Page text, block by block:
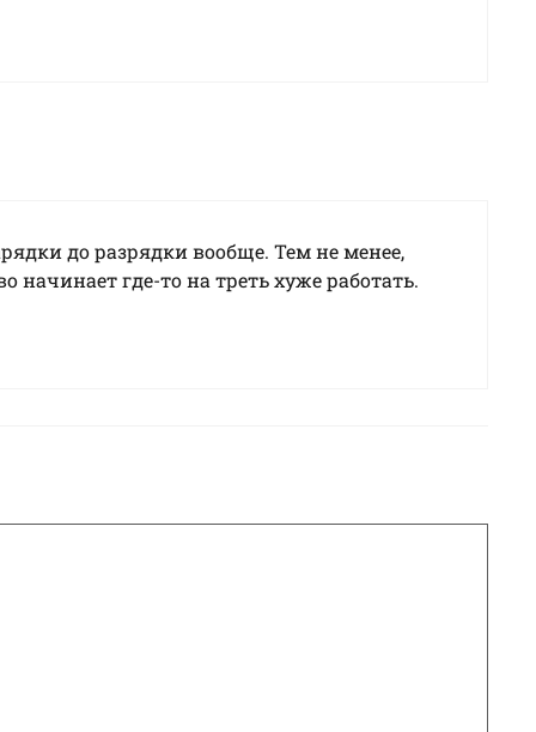
до разрядки вообще. Тем не менее,
начинает где-то на треть хуже работать.